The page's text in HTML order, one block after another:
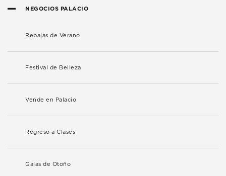
NEGOCIOS PALACIO
Rebajas de Verano
Festival de Belleza
Vende en Palacio
Regreso a Clases
Galas de Otoño